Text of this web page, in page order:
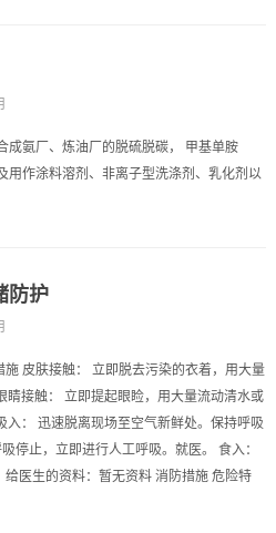
成氨厂、炼油厂的脱硫脱碳， 甲基单胺
用作涂料溶剂、非离子型洗涤剂、乳化剂以
防护
皮肤接触： 立即脱去污染的衣着，用大量
接触： 立即提起眼睑，用大量流动清水或
入： 迅速脱离现场至空气新鲜处。保持呼吸
停止，立即进行人工呼吸。就医。 食入：
医生的资料：暂无资料 消防措施 危险特